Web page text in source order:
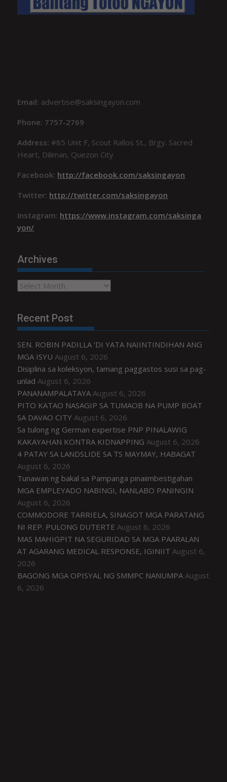
Email: advertise@saksingayon.com
Phone: 7757-2769
Address:#85 Unit F, Scout Rallos St., Brgy. Sacred
Heart, Diliman, Quezon City
Facebook: http://facebook.com/saksingayon
Twitter: http://twitter.com/saksingayon
Instagram: https://www.instagram.com/saksinga
yon/
Archives
Archives
Recent Post
SEN. ROBIN PADILLA ‘DI YATA NAIINTINDIHAN ANG
MGA ISYU August 6, 2026
Disiplina sa koleksyon, tamang paggastos susi sa pag-
unlad August 6, 2026
PANANAMPALATAYA August 6, 2026
PITO KATAO NASAGIP SA TUMAOB NA PUMP BOAT
SA DAVAO CITY August 6, 2026
Sa tulong ng German expertise PNP PINALAWIG
KAKAYAHAN KONTRA KIDNAPPING August 6, 2026
4 PATAY SA LANDSLIDE SA TS MAYMAY, HABAGAT
August 6, 2026
Tunawan ng bakal sa Pampanga pinaiimbestigahan
MGA EMPLEYADO NABINGI, NANLABO PANINGIN
August 6, 2026
COMMODORE TARRIELA, SINAGOT MGA PARATANG
NI REP. PULONG DUTERTE August 6, 2026
MAS MAHIGPIT NA SEGURIDAD SA MGA PAARALAN
AT AGARANG MEDICAL RESPONSE, IGINIIT August 6,
2026
BAGONG MGA OPISYAL NG SMMPC NANUMPA August
6, 2026